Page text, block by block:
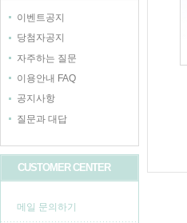
이벤트공지
당첨자공지
자주하는 질문
이용안내 FAQ
공지사항
질문과 대답
CUSTOMER CENTER
메일 문의하기